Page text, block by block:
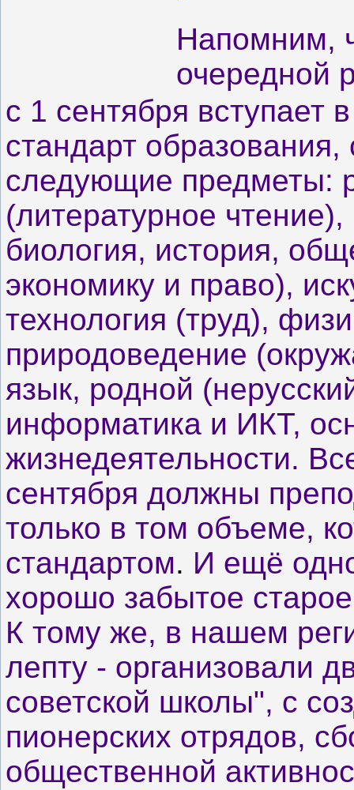
Напомним,
очередной
с 1 сентября вступает
стандарт образования,
следующие предметы:
(литературное
биология, история,
экономику и право),
технология (труд),
природоведение
язык, родной
информатика и ИКТ,
жизнедеятельности.
сентября должны
только в том объеме,
стандартом. И ещё
хорошо забытое
К тому же, в нашем
лепту - организовали
советской школы", с
пионерских отрядов,
общественной